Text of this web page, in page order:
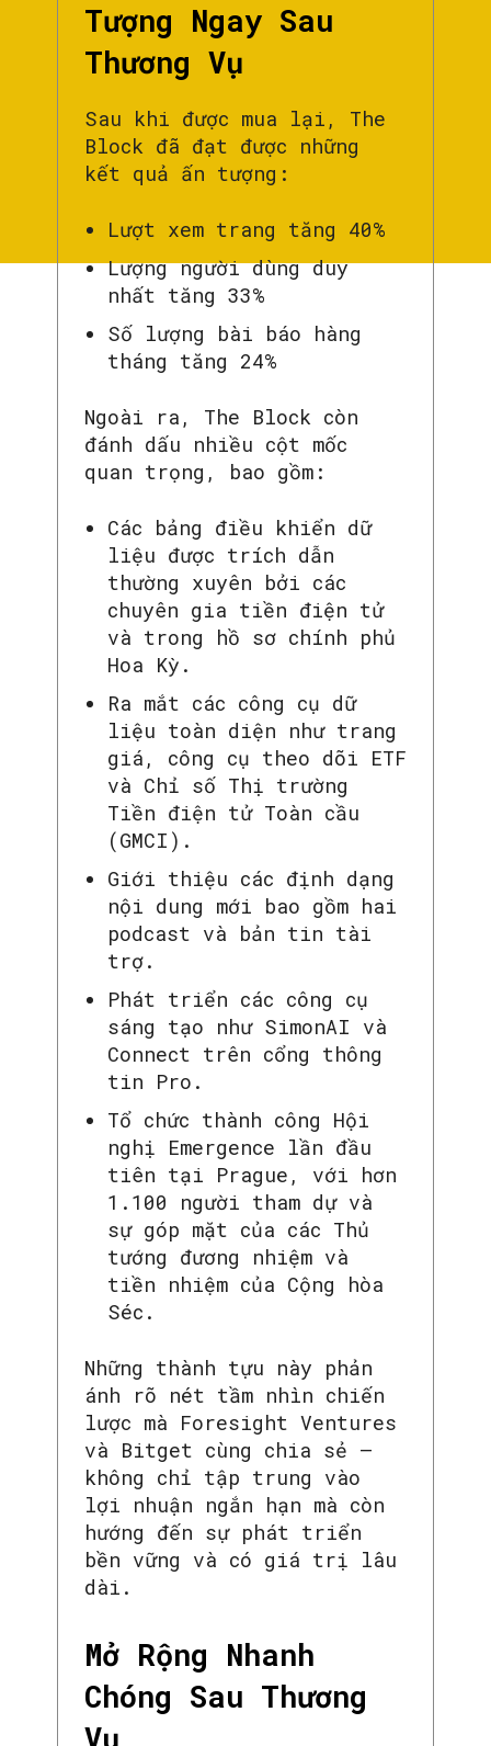
Tượng Ngay Sau
Thương Vụ
Sau khi được mua lại, The
Block đã đạt được những
kết quả ấn tượng:
Lượt xem trang tăng 40%
Lượng người dùng duy
nhất tăng 33%
Số lượng bài báo hàng
tháng tăng 24%
Ngoài ra, The Block còn
đánh dấu nhiều cột mốc
quan trọng, bao gồm:
Các bảng điều khiển dữ
liệu được trích dẫn
thường xuyên bởi các
chuyên gia tiền điện tử
và trong hồ sơ chính phủ
Hoa Kỳ.
Ra mắt các công cụ dữ
liệu toàn diện như trang
giá, công cụ theo dõi ETF
và Chỉ số Thị trường
Tiền điện tử Toàn cầu
(GMCI).
Giới thiệu các định dạng
nội dung mới bao gồm hai
podcast và bản tin tài
trợ.
Phát triển các công cụ
sáng tạo như SimonAI và
Connect trên cổng thông
tin Pro.
Tổ chức thành công Hội
nghị Emergence lần đầu
tiên tại Prague, với hơn
1.100 người tham dự và
sự góp mặt của các Thủ
tướng đương nhiệm và
tiền nhiệm của Cộng hòa
Séc.
Những thành tựu này phản
ánh rõ nét tầm nhìn chiến
lược mà Foresight Ventures
và Bitget cùng chia sẻ —
không chỉ tập trung vào
lợi nhuận ngắn hạn mà còn
hướng đến sự phát triển
bền vững và có giá trị lâu
dài.
Mở Rộng Nhanh
Chóng Sau Thương
Vụ